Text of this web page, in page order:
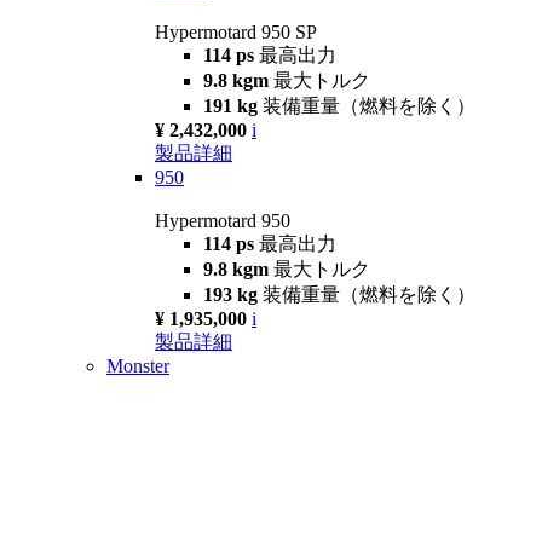
Hypermotard 950 SP
114 ps 最高出力
9.8 kgm 最大トルク
191 kg 装備重量（燃料を除く）
¥ 2,432,000 i
製品詳細
950
Hypermotard 950
114 ps 最高出力
9.8 kgm 最大トルク
193 kg 装備重量（燃料を除く）
¥ 1,935,000 i
製品詳細
Monster